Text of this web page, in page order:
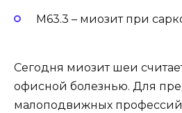
М63.3 – миозит при
Сегодня миозит шеи
офисной болезнью. Для
малоподвижных профессий